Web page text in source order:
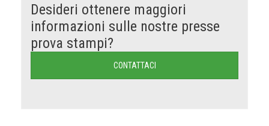
Desideri ottenere maggiori
informazioni sulle nostre presse
prova stampi?
CONTATTACI